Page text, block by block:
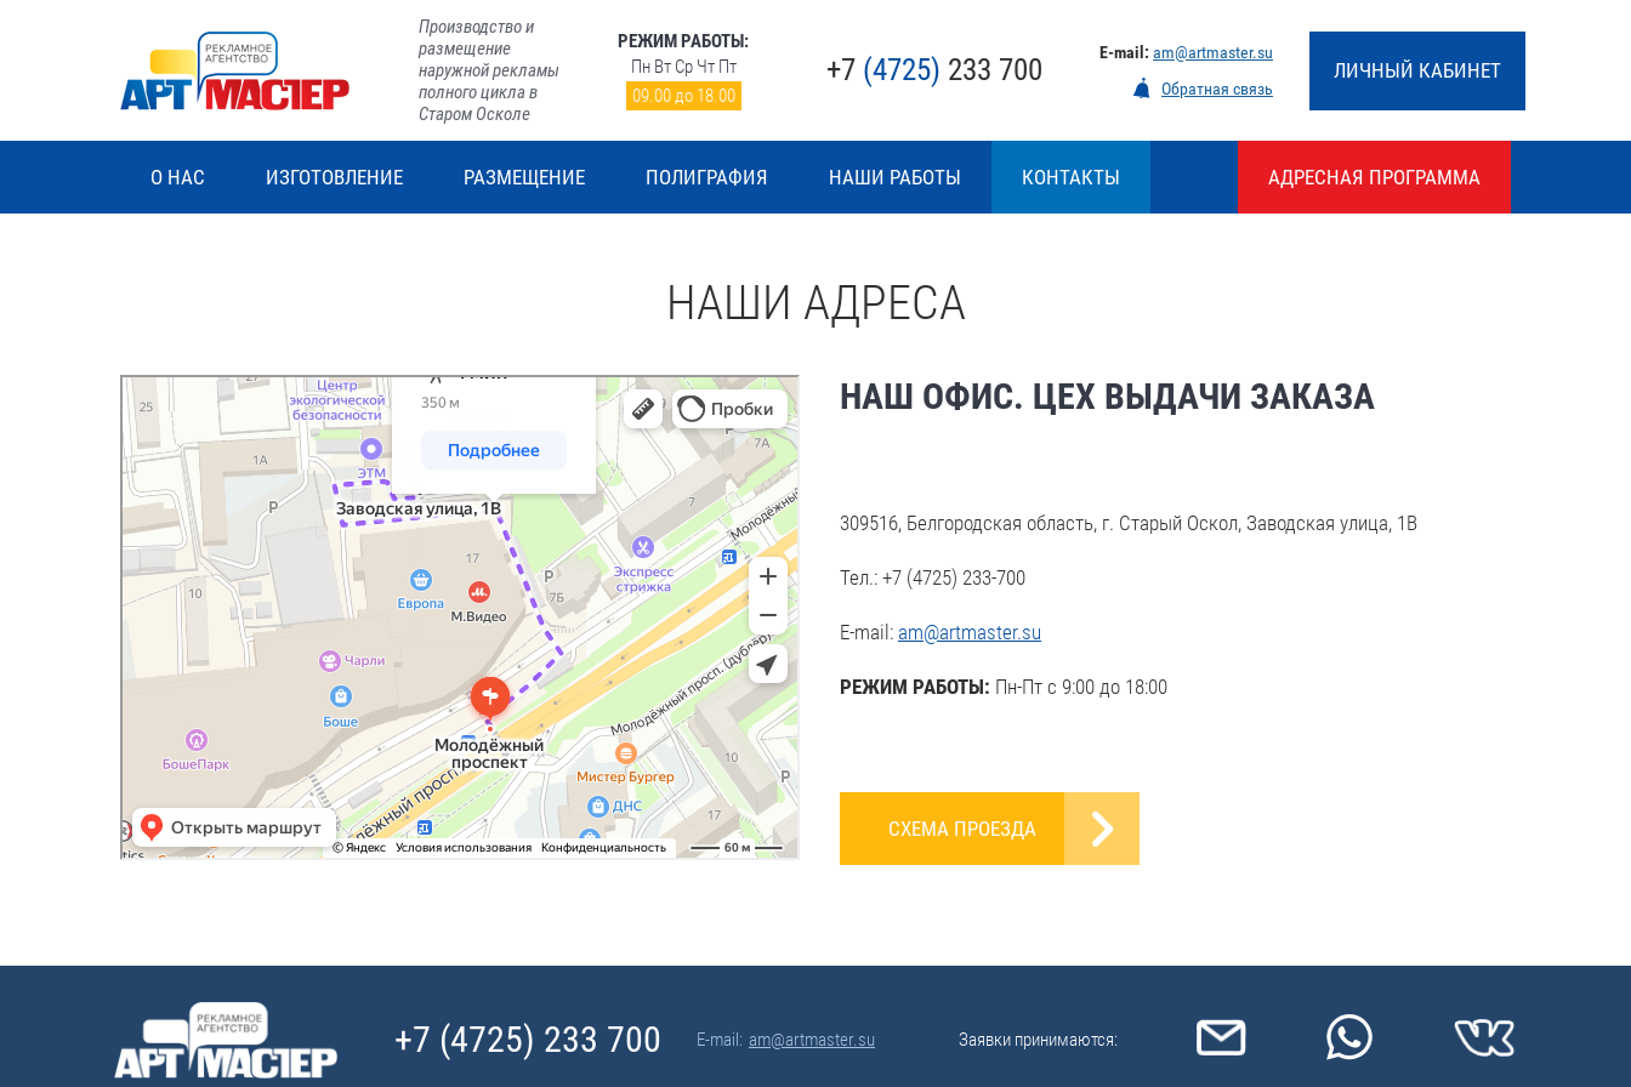
Производство и
размещение
наружной рекламы
полного цикла в
Старом Осколе
РЕЖИМ РАБОТЫ:
Пн Вт Ср Чт Пт
09.00 до 18.00
+7 (4725) 233 700 E-mail: am@artmaster.su
Обратная связь
ЛИЧНЫЙ КАБИНЕТ
О НАС ИЗГОТОВЛЕНИЕ РАЗМЕЩЕНИЕ ПОЛИГРАФИЯ НАШИ РАБОТЫ КОНТАКТЫ АДРЕСНАЯ ПРОГРАММА
АДРЕСНАЯ ПРОГРАММА
НАШИ АДРЕСА
Старый Оскол
Навигатор онлайн: построение маршрута на карте — Яндекс.Карты
НАШ ОФИС. ЦЕХ ВЫДАЧИ ЗАКАЗА
309516, Белгородская область, г. Старый Оскол, Заводская улица, 1В
Тел.: +7 (4725) 233-700
E-mail: am@artmaster.su
РЕЖИМ РАБОТЫ: Пн-Пт с 9:00 до 18:00
СХЕМА ПРОЕЗДА
+7 (4725) 233 700 E-mail: am@artmaster.su Заявки принимаются: